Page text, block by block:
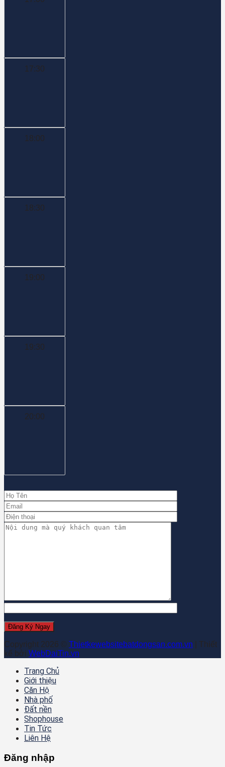
17:30
18:00
18:30
19:00
19:30
20:00
Copyright 2026 © Thietkewebsitebatdongsan.com.vn | Thiết
kế bởi WebDaiTin.vn
Trang Chủ
Giới thiệu
Căn Hộ
Nhà phố
Đất nền
Shophouse
Tin Tức
Liên Hệ
Đăng nhập